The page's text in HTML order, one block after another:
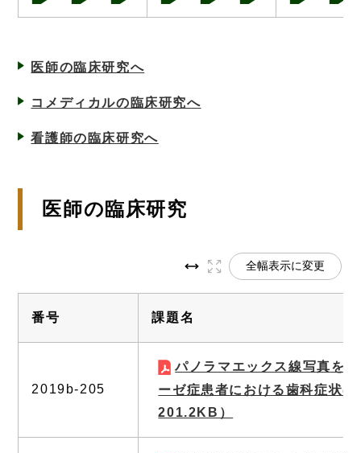
医師の臨床研究へ
コメディカルの臨床研究へ
看護師の臨床研究へ
医師の臨床研究
全幅表示に変更
番号 課題名
2019b-205
パノラマエックス線写真を
ーゼ症患者における歯科症状の
201.2KB）